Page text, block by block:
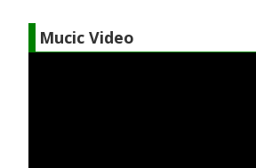
Mucic Video